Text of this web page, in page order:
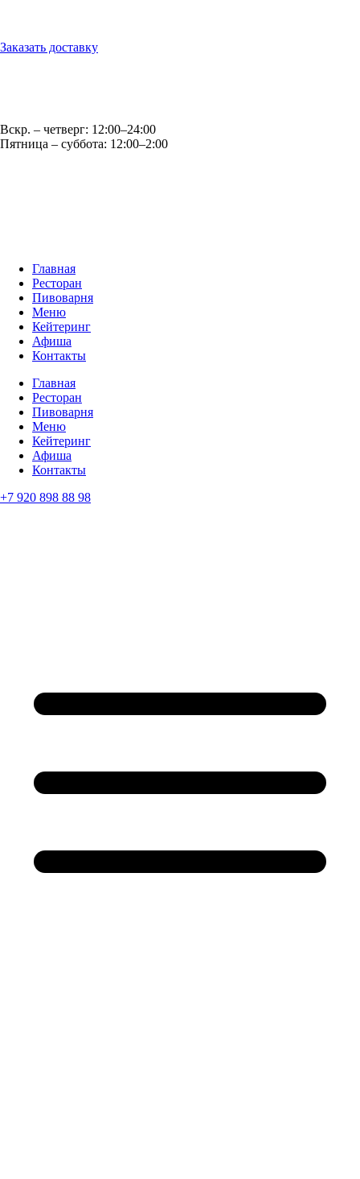
Заказать доставку
Вскр. – четверг: 12:00–24:00
Пятница – суббота: 12:00–2:00
Главная
Ресторан
Пивоварня
Меню
Кейтеринг
Афиша
Контакты
Главная
Ресторан
Пивоварня
Меню
Кейтеринг
Афиша
Контакты
+7 920 898 88 98